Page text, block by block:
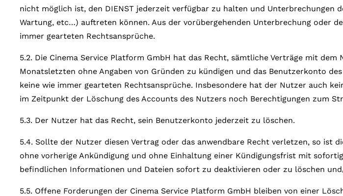
nicht möglich ist, den DIENST jederzeit verfügbar zu halten und Unterbrechungen
Wartung, etc…) auftreten können. Aus der vorübergehenden Unterbrechung oder
immer gearteten Rechtsansprüche.
5.2. Die Cinema Service Platform GmbH hat das Recht, sämtliche Verträge mit
Monatsletzten ohne Angaben von Gründen zu kündigen und das Benutzerkonto
keine wie immer gearteten Rechtsansprüche. Insbesondere hat der Nutzer auch
im Zeitpunkt der Löschung des Accounts des Nutzers noch Berechtigungen zum
5.3. Der Nutzer hat das Recht, sein Benutzerkonto jederzeit zu löschen.
5.4. Sollte der Nutzer diesen Vertrag oder das anwendbare Recht verletzen, so ist
ohne vorherige Ankündigung und ohne Einhaltung einer Kündigungsfrist mit
befindlichen Informationen und Dateien sofort zu deaktivieren oder zu löschen
5.5. Offene Forderungen der Cinema Service Platform GmbH bleiben von einer